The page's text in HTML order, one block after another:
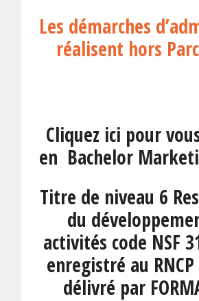
Les démarches
réalisent hors
Cliquez ici pour
en Bachelor
Titre de niveau 6
du
activités code NSF
enregistré au RNCP
délivré par